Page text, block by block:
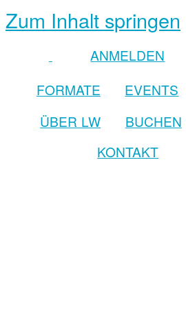
Zum Inhalt springen
ANMELDEN
FORMATE
EVENTS
ÜBER LW BUCHEN
KONTAKT